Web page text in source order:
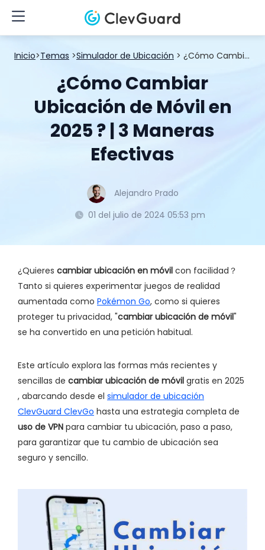
Inicio>Temas >Simulador de Ubicación > ¿Cómo Cambiar Ubicación de Móvil en 2025 ? | 3 Maneras Efectivas
¿Cómo Cambiar
Ubicación de Móvil en
2025 ? | 3 Maneras
Efectivas
Alejandro Prado
01 del julio de 2024 05:53 pm
¿Quieres cambiar ubicación en móvil con facilidad？
Tanto si quieres experimentar juegos de realidad
aumentada como Pokémon Go, como si quieres
proteger tu privacidad, "cambiar ubicación de móvil"
se ha convertido en una petición habitual.
Este artículo explora las formas más recientes y
sencillas de cambiar ubicación de móvil gratis en 2025
, abarcando desde el simulador de ubicación
ClevGuard ClevGo hasta una estrategia completa de
uso de VPN para cambiar tu ubicación, paso a paso,
para garantizar que tu cambio de ubicación sea
seguro y sencillo.